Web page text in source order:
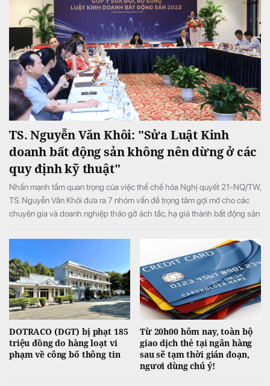
TS. Nguyễn Văn Khôi: "Sửa Luật Kinh
doanh bất động sản không nên dừng ở các
quy định kỹ thuật"
Nhấn mạnh tầm quan trọng của việc thể chế hóa Nghị quyết 21-NQ/TW,
TS. Nguyễn Văn Khôi đưa ra 7 nhóm vấn đề trọng tâm gợi mở cho các
chuyên gia và doanh nghiệp tháo gỡ ách tắc, hạ giá thành bất động sản
DOTRACO (DGT) bị phạt 185
triệu đồng do hàng loạt vi
phạm về công bố thông tin
Từ 20h00 hôm nay, toàn bộ
giao dịch thẻ tại ngân hàng
sau sẽ tạm thời gián đoạn,
ngươi dùng chú ý!